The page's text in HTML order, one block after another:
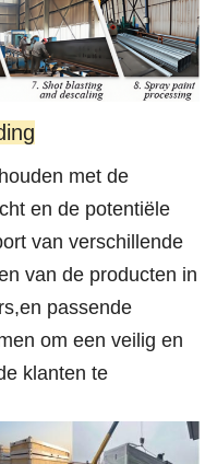
met de
en de potentiële
van verschillende
van de producten in
passende
om een veilig en
klanten te